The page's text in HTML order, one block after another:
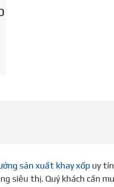
sản xuất khay xốp uy
siêu thị. Quý khách cần